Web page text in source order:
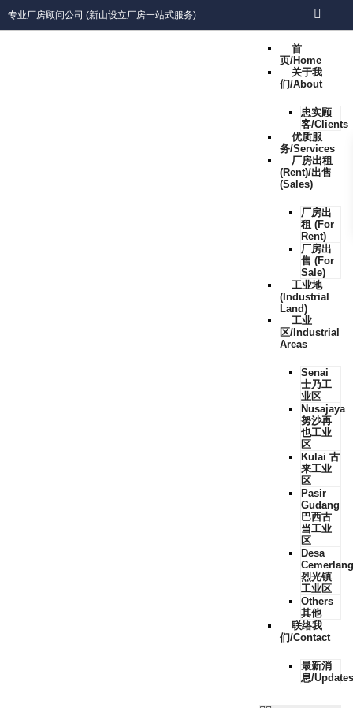
专业厂房顾问公司 (新山设立厂房一站式服务)
首
页/Home
关于我
们/About
忠实顾
客/Clients
优质服
务/Services
厂房出租
(Rent)/出售
(Sales)
厂房出
租 (For
Rent)
厂房出
售 (For
Sale)
工业地
(Industrial
Land)
工业
区/Industrial
Areas
Senai
士乃工
业区
Nusajaya
努沙再
也工业
区
Kulai 古
来工业
区
Pasir
Gudang
巴西古
当工业
区
Desa
Cemerlang
烈光镇
工业区
Others
其他
联络我
们/Contact
最新消
息/Updates